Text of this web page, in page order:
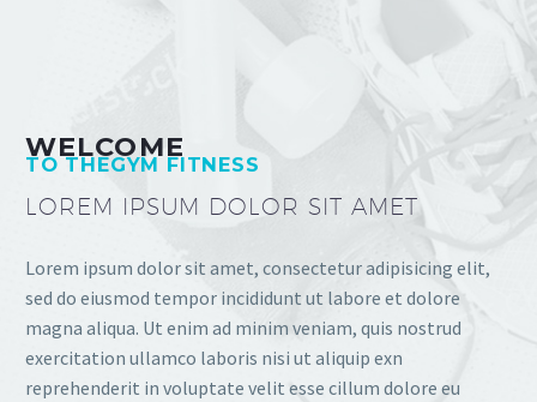
WELCOME
TO THEGYM FITNESS
LOREM IPSUM DOLOR SIT AMET
Lorem ipsum dolor sit amet, consectetur adipisicing elit,
sed do eiusmod tempor incididunt ut labore et dolore
magna aliqua. Ut enim ad minim veniam, quis nostrud
exercitation ullamco laboris nisi ut aliquip exn
reprehenderit in voluptate velit esse cillum dolore eu